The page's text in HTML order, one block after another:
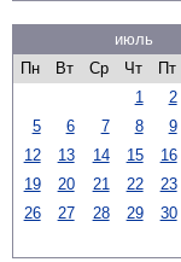
июль
Пн
Вт Ср Чт Пт
1
2
5
6 7 8 9
12
13 14 15 16
19
20 21 22 23
26
27 28 29 30